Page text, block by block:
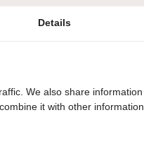
Details
We also share information
it with other information